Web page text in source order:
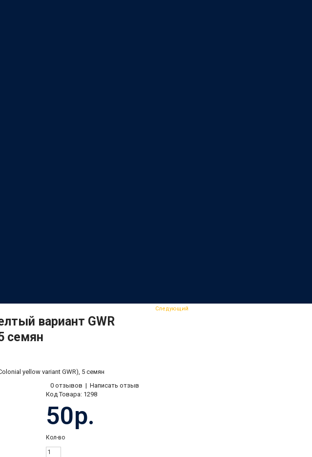
вариант GWR
семян
yellow variant GWR), 5 семян
Следующий
0 отзывов | Написать отзыв
Код Товара: 1298
50р.
Кол-во